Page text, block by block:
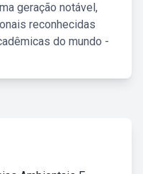
geração notável,
reconhecidas
do mundo -